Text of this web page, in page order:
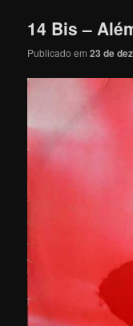
14 Bis –
Publicado em23 de